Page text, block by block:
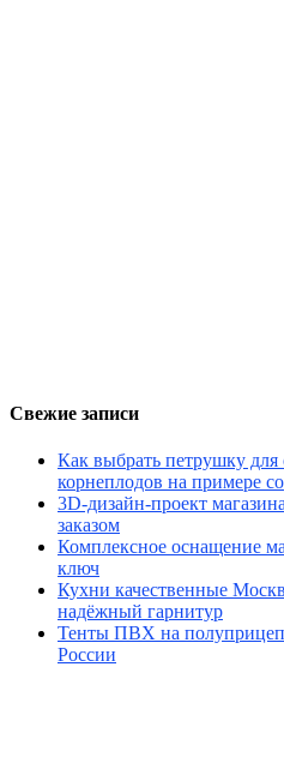
Свежие записи
Как выбрать петрушку для
корнеплодов на примере
3D-дизайн-проект
заказом
Комплексное оснащение
ключ
Кухни качественные
надёжный гарнитур
Тенты ПВХ на полуприцеп
России